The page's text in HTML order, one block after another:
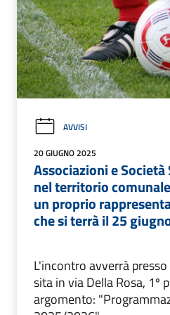
AVVISI
20 GIUGNO 2025
Associazioni e
nel territorio
un proprio
che si terrà il 25
L'incontro avverrà
sita in via Della Rosa, 1º
argomento: